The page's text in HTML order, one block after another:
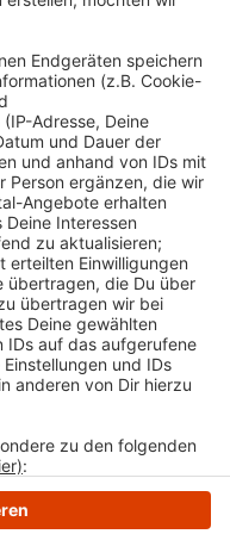
gerufen, weil in
Milchreis auf dem
des
eine Bewohnerin
Die Feuerwehr
Sie war unverletzt.